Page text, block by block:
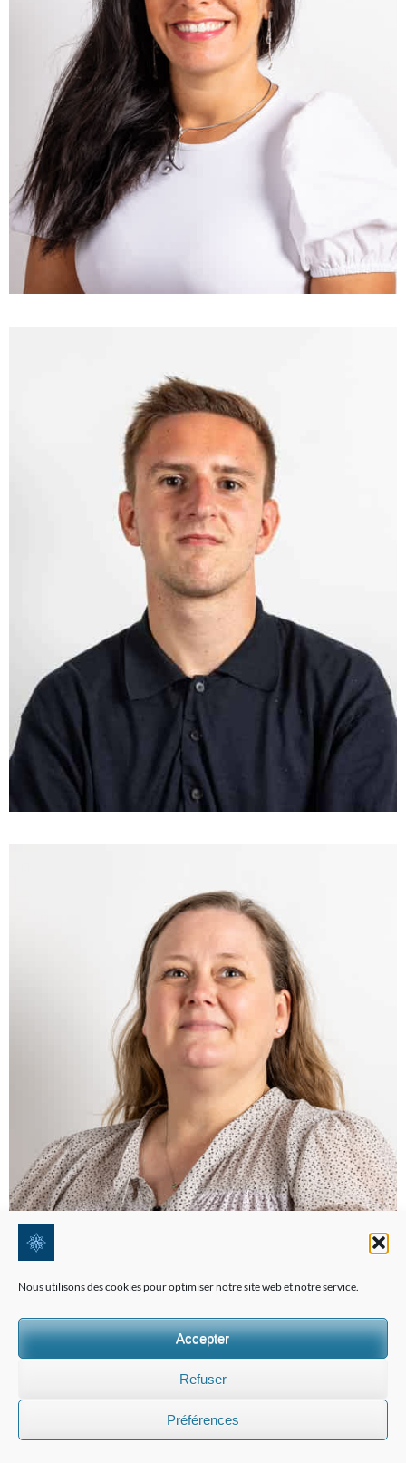
Nous utilisons des cookies pour optimiser notre site web et notre service.
Accepter
Refuser
Préférences